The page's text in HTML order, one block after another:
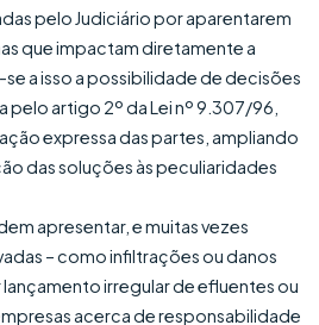
pelo Judiciário por aparentarem
que impactam diretamente a
a isso a possibilidade de decisões
artigo 2º da Lei nº 9.307/96,
expressa das partes, ampliando
das soluções às peculiaridades
apresentar, e muitas vezes
– como infiltrações ou danos
irregular de efluentes ou
acerca de responsabilidade